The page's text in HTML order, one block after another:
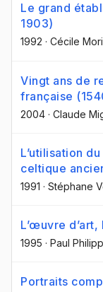
Le grand
1903)
1992 · Cécile
Vingt ans de
française
2004 · Claude
L’utilisation
celtique
1991 · Stéphane
L’œuvre
1995 · Paul
Portraits